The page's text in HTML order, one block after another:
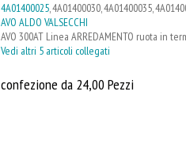
4A01400025, 4A01400030, 4A01400035,
AVO ALDO VALSECCHI
AVO 300AT Linea ARREDAMENTO ruota in
Vedi altri 5 articoli collegati
confezione da 24,00 Pezzi